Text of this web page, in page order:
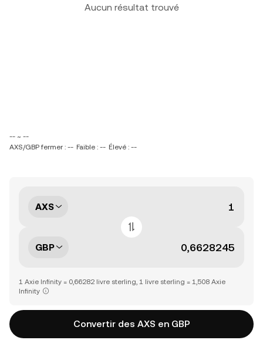
Aucun résultat trouvé
-- ~ --
AXS/GBP fermer : -- Faible : -- Élevé : --
AXS
GBP
1 Axie Infinity = 0,66282 livre sterling, 1 livre sterling = 1,508 Axie
Infinity
Convertir des AXS en GBP